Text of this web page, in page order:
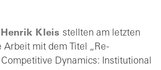
Henrik Kleis stellten am letzten
Arbeit mit dem Titel „Re-
Dynamics: Institutional